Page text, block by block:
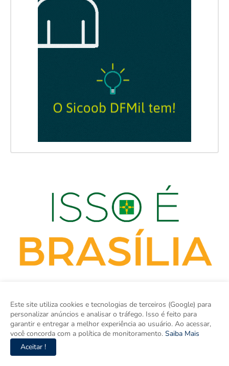
isso é BRASÍLIA é o site de notícias do Distrito Federal e Entorno
e um espaço para discutir a Região e o Brasil. Aqui tem
Este site utiliza cookies e tecnologias de terceiros (Google) para
personalizar anúncios e analisar o tráfego. Isso é feito para
garantir e entregar a melhor experiência ao usuário. Ao acessar,
você concorda com a política de monitoramento. Saiba Mais
Aceitar !